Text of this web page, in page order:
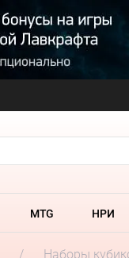
MTG НРИ
Наборы